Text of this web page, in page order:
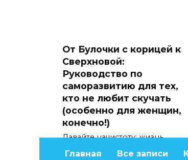
От Булочки с корицей к
Сверхновой:
Руководство по
саморазвитию для тех,
кто не любит скучать
(особенно для женщин,
конечно!)
Давайте начистоту: жизнь
Главная Все записи